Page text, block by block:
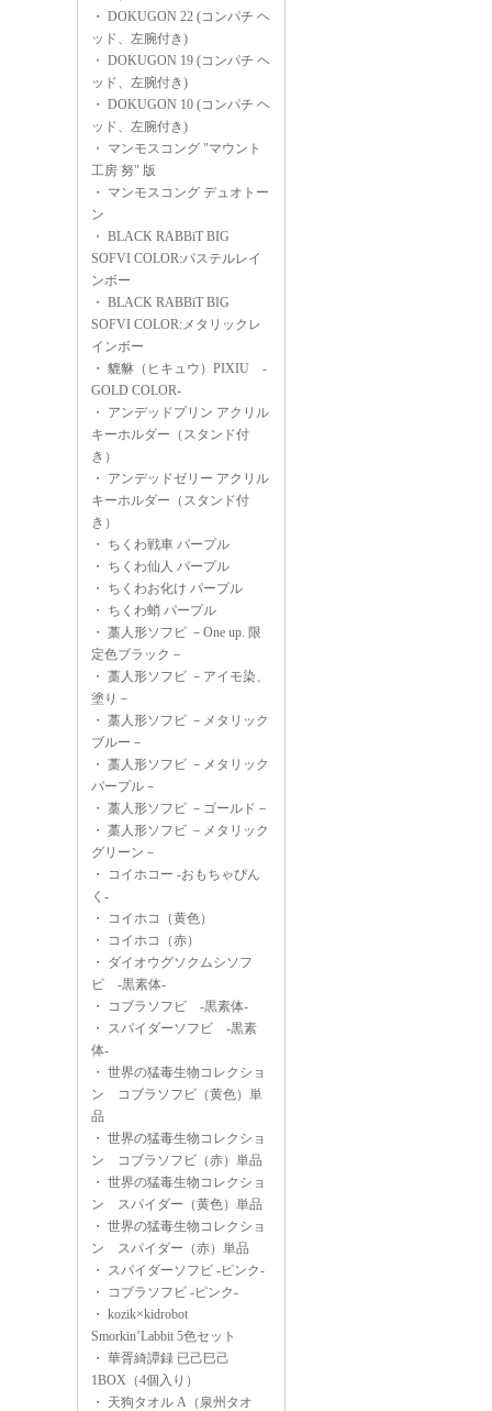
・ DOKUGON 22 (コンパチ ヘ
ッド、左腕付き)
・ DOKUGON 19 (コンパチ ヘ
ッド、左腕付き)
・ DOKUGON 10 (コンパチ ヘ
ッド、左腕付き)
・ マンモスコング "マウント
工房 努" 版
・ マンモスコング デュオトー
ン
・ BLACK RABBiT BIG
SOFVI COLOR:パステルレイ
ンボー
・ BLACK RABBiT BIG
SOFVI COLOR:メタリックレ
インボー
・ 貔貅（ヒキュウ）PIXIU -
GOLD COLOR-
・ アンデッドプリン アクリル
キーホルダー（スタンド付
き）
・ アンデッドゼリー アクリル
キーホルダー（スタンド付
き）
・ ちくわ戦車 パープル
・ ちくわ仙人 パープル
・ ちくわお化け パープル
・ ちくわ蛸 パープル
・ 藁人形ソフビ －One up. 限
定色ブラック－
・ 藁人形ソフビ －アイモ染、
塗り－
・ 藁人形ソフビ －メタリック
ブルー－
・ 藁人形ソフビ －メタリック
パープル－
・ 藁人形ソフビ －ゴールド－
・ 藁人形ソフビ －メタリック
グリーン－
・
コイホコー -おもちゃぴん
く-
・
コイホコ（黄色）
・
コイホコ（赤）
・ ダイオウグソクムシソフ
ビ -黒素体-
・
コブラソフビ -黒素体-
・ スパイダーソフビ -黒素
体-
・ 世界の猛毒生物コレクショ
ン コブラソフビ（黄色）単
品
・ 世界の猛毒生物コレクショ
ン コブラソフビ（赤）単品
・ 世界の猛毒生物コレクショ
ン スパイダー（黄色）単品
・ 世界の猛毒生物コレクショ
ン スパイダー（赤）単品
・ スパイダーソフビ -ピンク-
・
コブラソフビ -ピンク-
・ kozik×kidrobot
Smorkin’Labbit 5色セット
・ 華胥綺譚録 已己巳己
1BOX（4個入り）
・ 天狗タオル A（泉州タオ